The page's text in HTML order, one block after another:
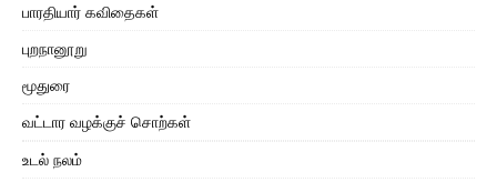
பாரதியார் கவிதைகள்
புறநானூறு
மூதுரை
வட்டார வழக்குச் சொற்கள்
உடல் நலம்